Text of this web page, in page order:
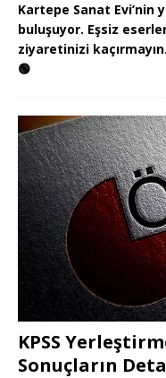
Kartepe Sanat
buluşuyor. Eşsiz
ziyaretinizi kaçırmayın.
🟢
KPSS
Sonuçların